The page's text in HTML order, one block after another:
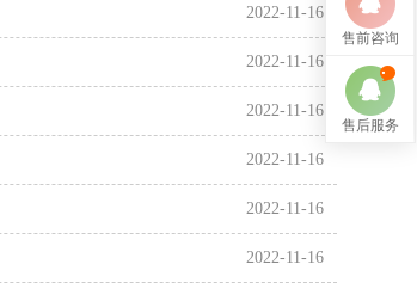
2022-11-16
2022-11-16
2022-11-16
2022-11-16
2022-11-16
2022-11-16
售前咨询
售后服务